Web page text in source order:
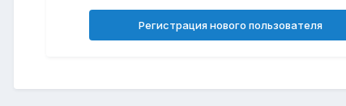
Регистрация нового пользователя